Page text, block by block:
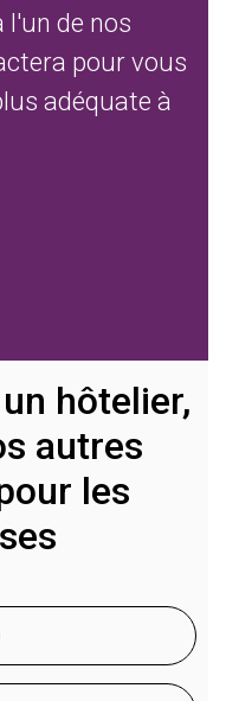
l'un de nos
pour vous
adéquate à
hôtelier,
autres
les